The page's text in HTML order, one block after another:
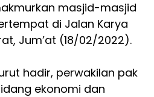
masjid-masjid
di Jalan Karya
Jum’at (18/02/2022).
hadir, perwakilan pak
ekonomi dan